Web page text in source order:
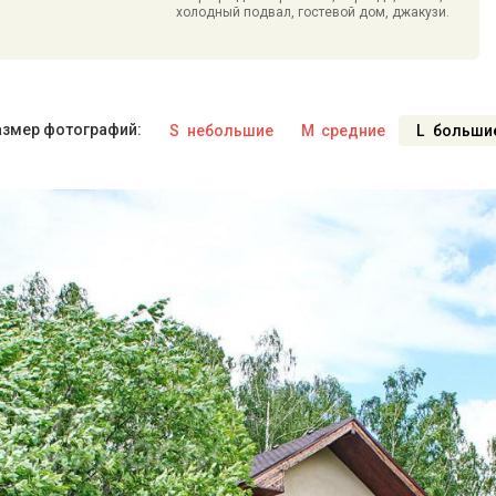
холодный подвал, гостевой дом, джакузи.
фотографий: S небольшие M средние L